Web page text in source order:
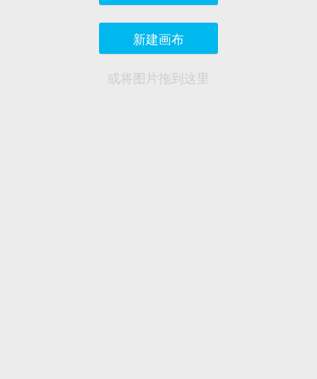
新建画布
或将图片拖到这里